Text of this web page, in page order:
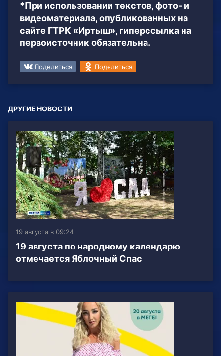
*При использовании текстов, фото- и
видеоматериала, опубликованных на
сайте ГТРК «Иртыш», гиперссылка на
первоисточник обязательна.
Поделиться Поделиться
ДРУГИЕ НОВОСТИ
19 августа в 09:24
19 августа по народному календарю
отмечается Яблочный Спас